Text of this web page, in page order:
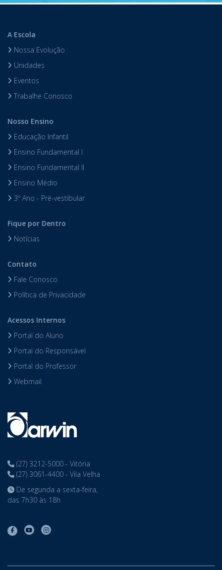
A Escola
Nossa Evolução
Unidades
Eventos
Trabalhe Conosco
Nosso Ensino
Educação Infantil
Ensino Fundamental I
Ensino Fundamental II
Ensino Médio
3º Ano - Pré-vestibular
Fique por Dentro
Notícias
Contato
Fale Conosco
Política de Privacidade
Acessos Internos
Portal do Aluno
Portal do Responsável
Portal do Professor
Webmail
(27) 3212-5000 - Vitória
(27) 3061-4400 - Vila Velha
De segunda a sexta-feira,
das 7h30 às 18h